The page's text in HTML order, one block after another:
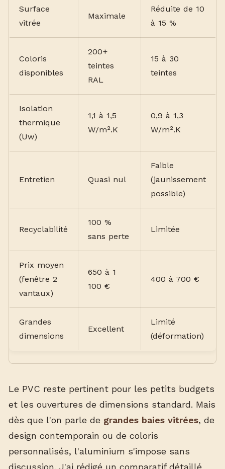
Surface
vitrée
Maximale
Réduite de 10
à 15 %
Coloris
disponibles
200+
teintes
RAL
15 à 30
teintes
Isolation
thermique
(Uw)
1,1 à 1,5
W/m².K
0,9 à 1,3
W/m².K
Entretien Quasi nul
Faible
(jaunissement
possible)
Recyclabilité
100 %
sans perte
Limitée
Prix moyen
(fenêtre 2
vantaux)
650 à 1
100 €
400 à 700 €
Grandes
dimensions
Excellent
Limité
(déformation)
Le PVC reste pertinent pour les petits budgets
et les ouvertures de dimensions standard. Mais
dès que l'on parle de grandes baies vitrées, de
design contemporain ou de coloris
personnalisés, l'aluminium s'impose sans